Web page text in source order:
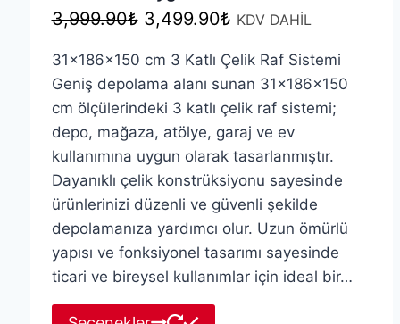
3,999.90₺ Orijinal
3,999.90₺.
3,499.90₺Şu
fiyat:
3,499.90₺.
KDV DAHİL
31x186x150 cm 3 Katlı Çelik Raf Sistemi
Geniş depolama alanı sunan 31x186x150
cm ölçülerindeki 3 katlı çelik raf sistemi;
depo, mağaza, atölye, garaj ve ev
kullanımına uygun olarak tasarlanmıştır.
Dayanıklı çelik konstrüksiyonu sayesinde
ürünlerinizi düzenli ve güvenli şekilde
depolamanıza yardımcı olur. Uzun ömürlü
yapısı ve fonksiyonel tasarımı sayesinde
ticari ve bireysel kullanımlar için ideal bir…